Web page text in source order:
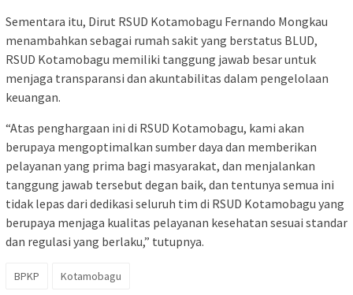
Sementara itu, Dirut RSUD Kotamobagu Fernando Mongkau
menambahkan sebagai rumah sakit yang berstatus BLUD,
RSUD Kotamobagu memiliki tanggung jawab besar untuk
menjaga transparansi dan akuntabilitas dalam pengelolaan
keuangan.
“Atas penghargaan ini di RSUD Kotamobagu, kami akan
berupaya mengoptimalkan sumber daya dan memberikan
pelayanan yang prima bagi masyarakat, dan menjalankan
tanggung jawab tersebut degan baik, dan tentunya semua ini
tidak lepas dari dedikasi seluruh tim di RSUD Kotamobagu yang
berupaya menjaga kualitas pelayanan kesehatan sesuai standar
dan regulasi yang berlaku,” tutupnya.
BPKP Kotamobagu